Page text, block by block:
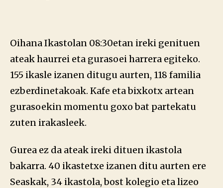
Oihana Ikastolan 08:30etan ireki genituen
ateak haurrei eta gurasoei harrera egiteko.
155 ikasle izanen ditugu aurten, 118 familia
ezberdinetakoak. Kafe eta bixkotx artean
gurasoekin momentu goxo bat partekatu
zuten irakasleek.
Gurea ez da ateak ireki dituen ikastola
bakarra. 40 ikastetxe izanen ditu aurten ere
Seaskak, 34 ikastola, bost kolegio eta lizeo